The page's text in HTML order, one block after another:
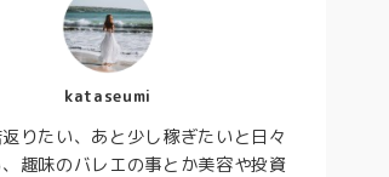
kataseumi
りたい、あと少し稼ぎたいと日々
趣味のバレエの事とか美容や投資